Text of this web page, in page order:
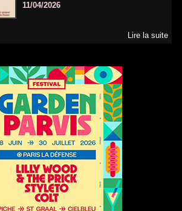
11/04/2026
Lire la suite